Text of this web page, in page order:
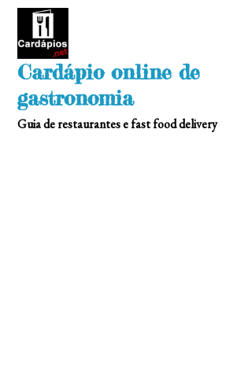
Skip
Cardápio online de
gastronomia
Guia de restaurantes e fast food delivery